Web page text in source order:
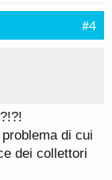
#4
di cui
dei collettori